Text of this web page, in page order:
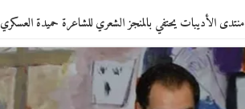
منتدى الأديبات يحتفي بالمنجز الشعري للشاعرة حميدة العسكري